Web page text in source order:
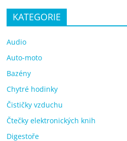
KATEGORIE
Audio
Auto-moto
Bazény
Chytré hodinky
Čističky vzduchu
Čtečky elektronických knih
Digestoře